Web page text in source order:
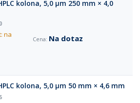
kolona, 5,0 µm 250 mm × 4,0
na
Na dotaz
kolona, 5,0 µm 50 mm × 4,6 mm